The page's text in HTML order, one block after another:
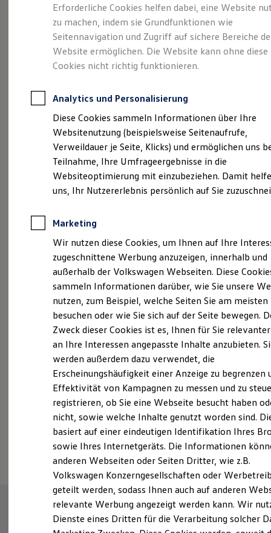
Leasing
Leasing-Angebote
Gebrauchtwagen Leasing
Junge Gebrauchtwagen-Leasing
Elektroauto Leasing
Kleinwagen-Leasing
Leasing ohne Anzahlung
Autokredit mit Schlussrate
Versicherungen und Garantien
Kfz-Versicherung
Restschuldversicherungen
Garantien
Wartungsverträge
Geschäftskunden
Professional Class bei Volkswagen
Großkunden
Behörden
Anpfiff zum Gewinn
Elektroautos
ID. Tutorials
Elektrofahrzeugkonzepte
Reichweite
Reichweite der ID. Modelle
Reichweite im Winter
Laden
Laden unterwegs
Laden Zuhause
Ladezeitensimulator
Batterie
Sicherheit
Garantie und Lebensdauer
Nachhaltigkeit
Technologie
Kosten und Kauf
Verbrauchskosten
Kaufoptionen
E-Auto-Förderung
Software und Konnektivität
Die ID. Software 6
ID. Software Versionen und Updates
Digitale Extras
Schnittstellen zu Ihrem ID.
Der ID.7 Tourer
Impressum & Rechtliches
Fahrzeugangebot anfordern
Servicetermin buchen
Serviceanfrage stellen
Erforderliche Cookies helfen dabei, eine Website
zu machen, indem sie Grundfunktionen wie
Seitennavigation und Zugriff auf sichere Bereiche
Website ermöglichen. Die Website kann ohne diese
Cookies nicht richtig funktionieren.
Analytics und Personalisierung
Diese Cookies sammeln Informationen über Ihre
Websitenutzung (beispielsweise Seitenaufrufe,
Verweildauer je Seite, Klicks) und ermöglichen uns
Teilnahme, Ihre Umfrageergebnisse in die
Websiteoptimierung mit einzubeziehen. Damit
uns, Ihr Nutzererlebnis persönlich auf Sie
Marketing
Wir nutzen diese Cookies, um Ihnen auf Ihre
zugeschnittene Werbung anzuzeigen, innerhalb und
außerhalb der Volkswagen Webseiten. Diese
sammeln Informationen darüber, wie Sie unsere
nutzen, zum Beispiel, welche Seiten Sie am meisten
besuchen oder wie Sie sich auf der Seite bewegen.
Zweck dieser Cookies ist es, Ihnen für Sie
an Ihre Interessen angepasste Inhalte anzubieten.
werden außerdem dazu verwendet, die
Erscheinungshäufigkeit einer Anzeige zu begrenzen
Effektivität von Kampagnen zu messen und zu
registrieren, ob Sie eine Webseite besucht haben
nicht, sowie welche Inhalte genutzt worden sind.
basiert auf einer eindeutigen Identifikation Ihres
sowie Ihres Internetgeräts. Die Informationen
anderen Webseiten oder Seiten Dritter, wie z.B.
Volkswagen Konzerngesellschaften oder
geteilt werden, sodass Ihnen auch auf anderen
relevante Werbung angezeigt werden kann. Wir
Dienste eines Dritten für die Verarbeitung solcher